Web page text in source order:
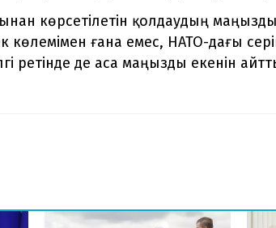
көрсетілетін қолдаудың
көлемімен ғана емес, НАТО-дағы
ретінде де аса маңызды екенін